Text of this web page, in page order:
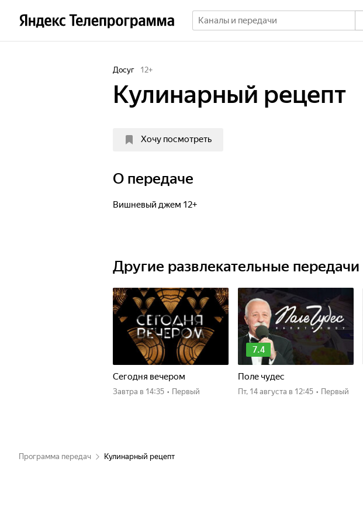
Досуг 12+
Кулинарный рецепт
Хочу посмотреть
О передаче
Вишневый джем 12+
Другие развлекательные передачи
Сегодня вечером
Завтра в 14:35 • Первый
7.4
Поле чудес
пт, 14 августа в 12:45 • Первый
Программа передач Кулинарный рецепт